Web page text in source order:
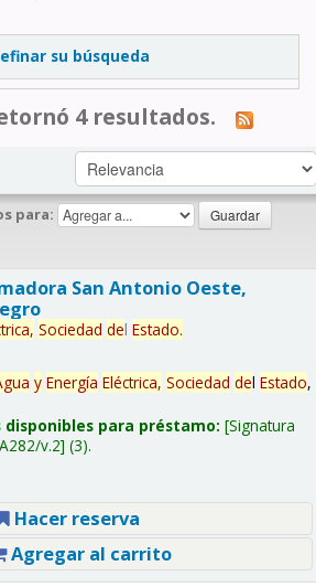
su búsqueda
4 resultados.
para:
San Antonio Oeste,
Sociedad del Estado.
y Energía Eléctrica, Sociedad del Estado,
disponibles para préstamo: Signatura
v.2 (3).
Hacer reserva
Agregar al carrito